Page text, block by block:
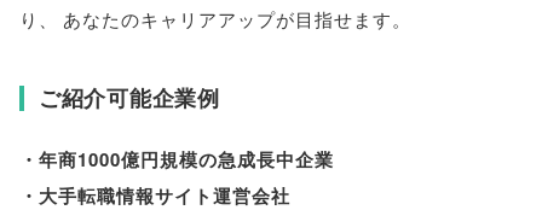
り
あなたのキャリアアップが目指せます。
ご紹介可能企業例
・年商1000億円規模の急成長中企業
・大手転職情報サイト運営会社